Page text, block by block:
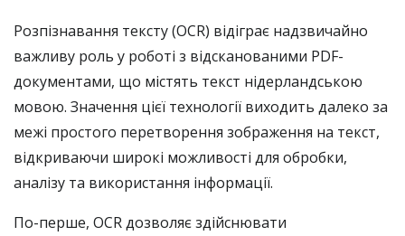
Розпізнавання тексту (OCR) відіграє надзвичайно
важливу роль у роботі з відсканованими PDF-
документами, що містять текст нідерландською
мовою. Значення цієї технології виходить далеко за
межі простого перетворення зображення на текст,
відкриваючи широкі можливості для обробки,
аналізу та використання інформації.
По-перше, OCR дозволяє здійснювати